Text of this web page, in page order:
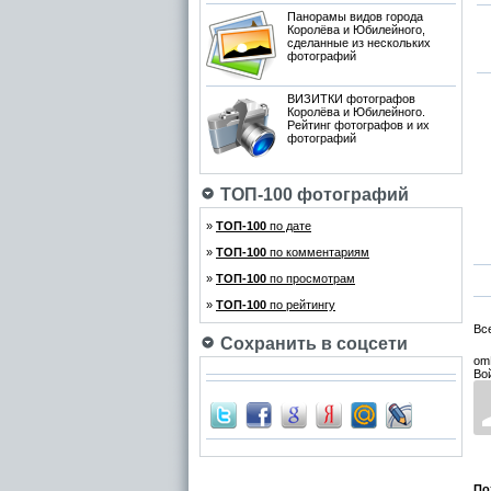
Панорамы видов города
Королёва и Юбилейного,
сделанные из нескольких
фотографий
ВИЗИТКИ фотографов
Королёва и Юбилейного.
Рейтинг фотографов и их
фотографий
ТОП-100 фотографий
» ТОП-100 по дате
» ТОП-100 по комментариям
» ТОП-100 по просмотрам
» ТОП-100 по рейтингу
Сохранить в соцсети